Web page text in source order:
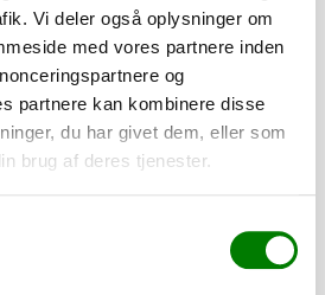
Vi deler også oplysninger om
med vores partnere inden
og
partnere kan kombinere disse
du har givet dem, eller som
brug af deres tjenester.
Vælg datoer